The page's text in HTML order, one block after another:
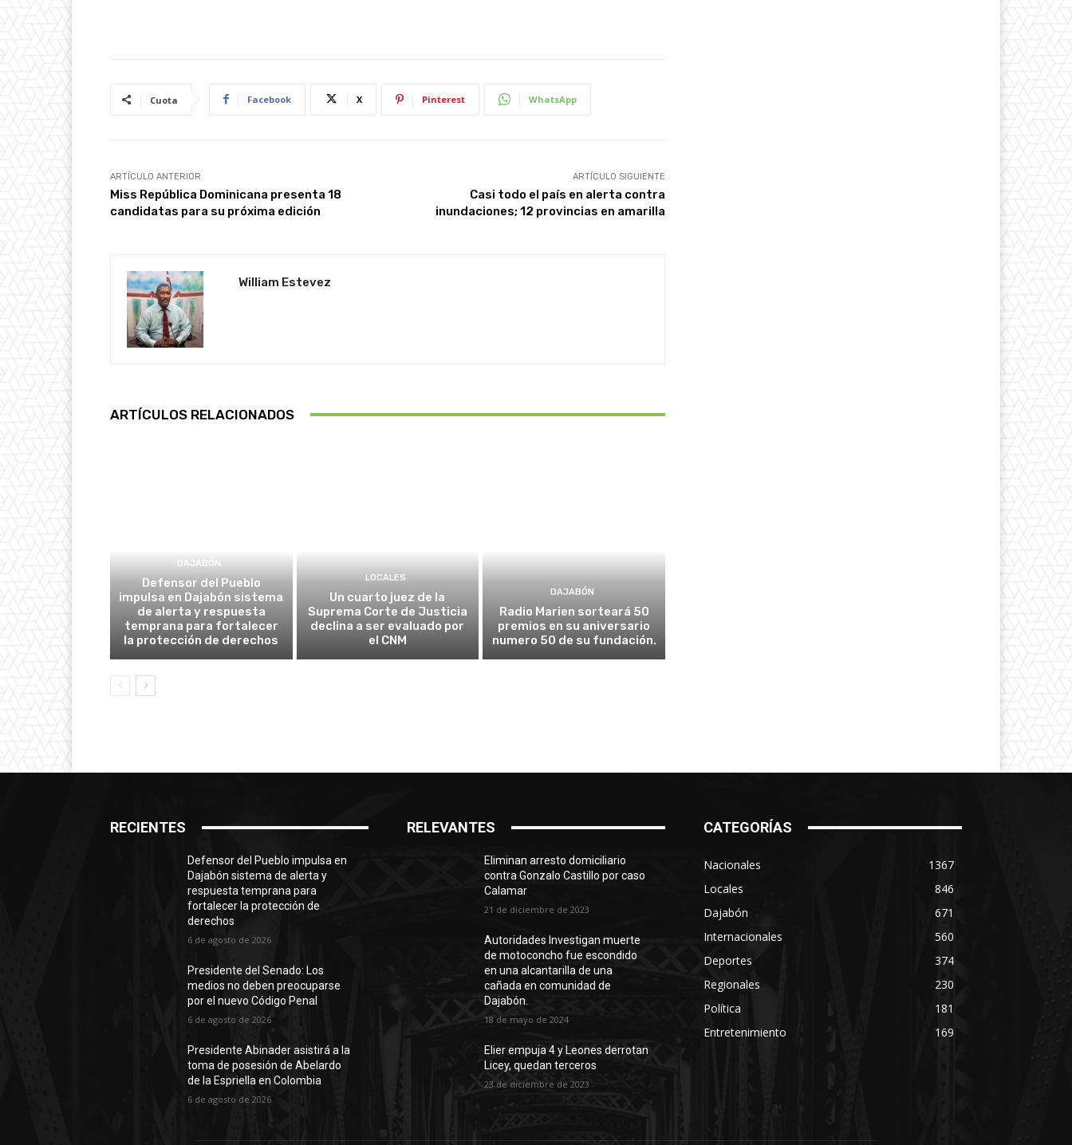
Cuota Facebook X Pinterest WhatsApp
ARTÍCULO ANTERIOR
Miss República Dominicana presenta 18
candidatas para su próxima edición
ARTÍCULO SIGUIENTE
Casi todo el país en alerta contra
inundaciones; 12 provincias en amarilla
William Estevez
ARTÍCULOS RELACIONADOS
DAJABÓN
Defensor del Pueblo
impulsa en Dajabón sistema
de alerta y respuesta
temprana para fortalecer
la protección de derechos
LOCALES
Un cuarto juez de la
Suprema Corte de Justicia
declina a ser evaluado por
el CNM
DAJABÓN
Radio Marien sorteará 50
premios en su aniversario
numero 50 de su fundación.
RECIENTES
Defensor del Pueblo impulsa en
Dajabón sistema de alerta y
respuesta temprana para
fortalecer la protección de
derechos
6 de agosto de 2026
Presidente del Senado: Los
medios no deben preocuparse
por el nuevo Código Penal
6 de agosto de 2026
Presidente Abinader asistirá a la
toma de posesión de Abelardo
de la Espriella en Colombia
6 de agosto de 2026
RELEVANTES
Eliminan arresto domiciliario
contra Gonzalo Castillo por caso
Calamar
21 de diciembre de 2023
Autoridades Investigan muerte
de motoconcho fue escondido
en una alcantarilla de una
cañada en comunidad de
Dajabón.
18 de mayo de 2024
Elier empuja 4 y Leones derrotan
Licey, quedan terceros
23 de diciembre de 2023
CATEGORÍAS
Nacionales
1367
Locales
846
Dajabón
671
Internacionales
560
Deportes
374
Regionales
230
Política
181
Entretenimiento
169